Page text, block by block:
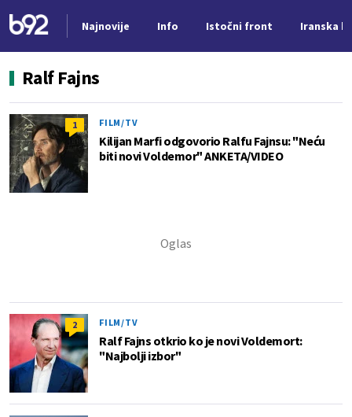
Najnovije Info Istočni front Iranska
Ralf Fajns
1 FILM/TV
Kilijan Marfi odgovorio Ralfu Fajnsu: "Neću
biti novi Voldemor" ANKETA/VIDEO
2 FILM/TV
Ralf Fajns otkrio ko je novi Voldemort:
"Najbolji izbor"